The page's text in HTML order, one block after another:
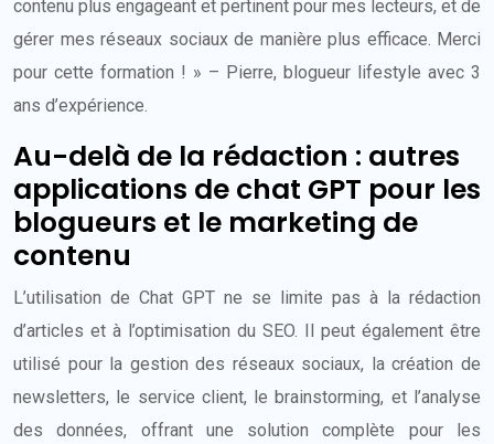
contenu plus engageant et pertinent pour mes lecteurs, et de
gérer mes réseaux sociaux de manière plus efficace. Merci
pour cette formation ! » – Pierre, blogueur lifestyle avec 3
ans d’expérience.
Au-delà de la rédaction : autres
applications de chat GPT pour les
blogueurs et le marketing de
contenu
L’utilisation de Chat GPT ne se limite pas à la rédaction
d’articles et à l’optimisation du SEO. Il peut également être
utilisé pour la gestion des réseaux sociaux, la création de
newsletters, le service client, le brainstorming, et l’analyse
des données, offrant une solution complète pour les